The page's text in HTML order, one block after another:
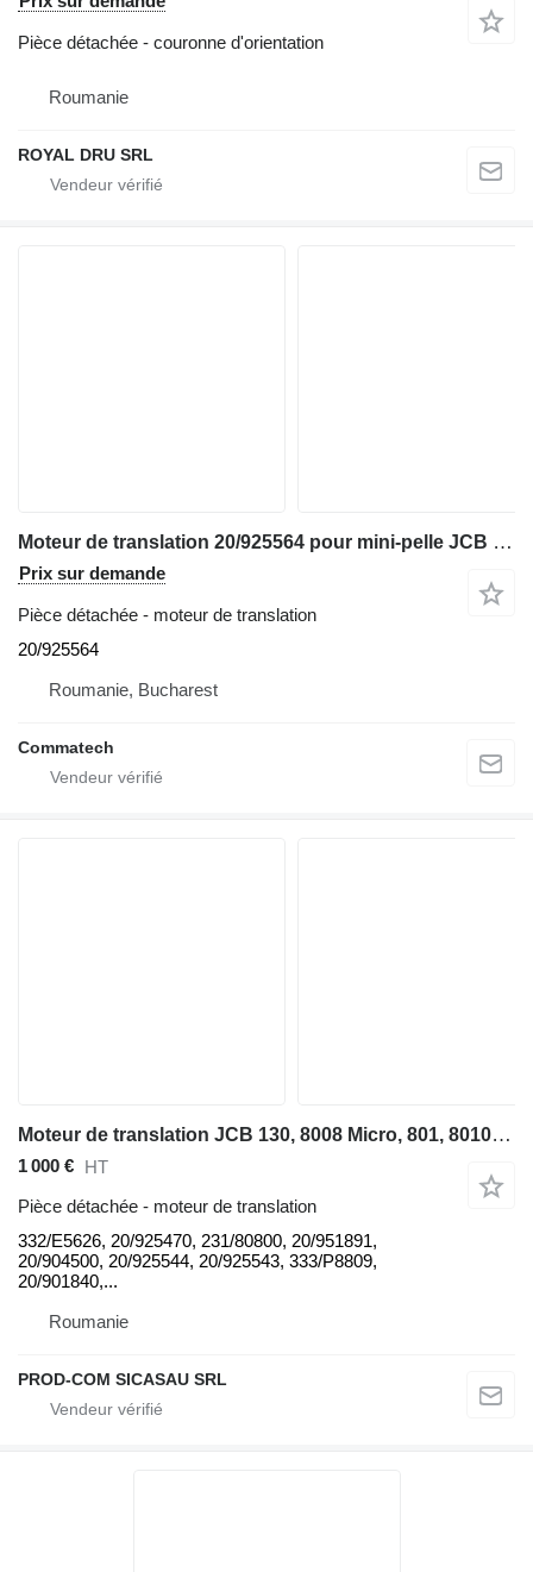
Pièce détachée - couronne d'orientation
Roumanie
ROYAL DRU SRL
Moteur de translation 20/925564 pour mini-pelle JCB 8060
Prix sur demande
Pièce détachée - moteur de translation
20/925564
Roumanie, Bucharest
Commatech
Moteur de translation JCB 130, 8008 Micro, 801, 8010, 8010 Micro, 8014, 801.4, 8015, 801.5 332/E5626 pour mini-pelle JCB 130, 8008 Micro, 801, 8010, 8010 Micro, 8014, 801.4, 8015, 801.5, 8016, 801.6, 8017, 801.7, 8018 CTS, 8018 Super, 801.8, 802, 802.4, 802.7, 8025, 8027, 803 Super, 803 Plus, 803, 8032, 803.2 ZTS, 8030, 8035, 804, 8040, 8045, 8050, 8052, 8055, 8060, 8061, 8065, 8080, 8085, 85Z1, JS115, JS120, JS130, JS145, JS160, JS180, JS190, JS200, JS210, JS220, JS240, JS260, JS30, JS330, JS360LC, JS70, JZ70, JCB Micro
1 000 € HT
Pièce détachée - moteur de translation
332/E5626, 20/925470, 231/80800, 20/951891,
20/904500, 20/925544, 20/925543, 333/P8809,
20/901840,...
Roumanie
PROD-COM SICASAU SRL